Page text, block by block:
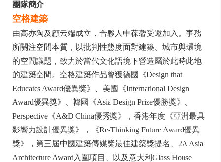
團隊簡介
空格建築
由高亦陶及顧云端成立，合夥人申葆馨受邀加入。事務
所關注空間本質，以批判性態度面對建築、城市與環境
的空間議題，致力於當代文化語境下營造屬於此時此地
的建築空間。空格建築作品曾獲德國《Design that
Educates Award優異獎》、美國《International Design
Award優異獎》、韓國《Asia Design Prize優勝獎》、
Perspective《A&D China優秀獎》，香港年度《亞洲最具
影響力設計優異獎》，《Re-Thinking Future Award優異
獎》，第三屆中國建築傳媒獎最佳建築獎提名、2A Asia
Architecture Award入圍項目、以及意大利Glass House